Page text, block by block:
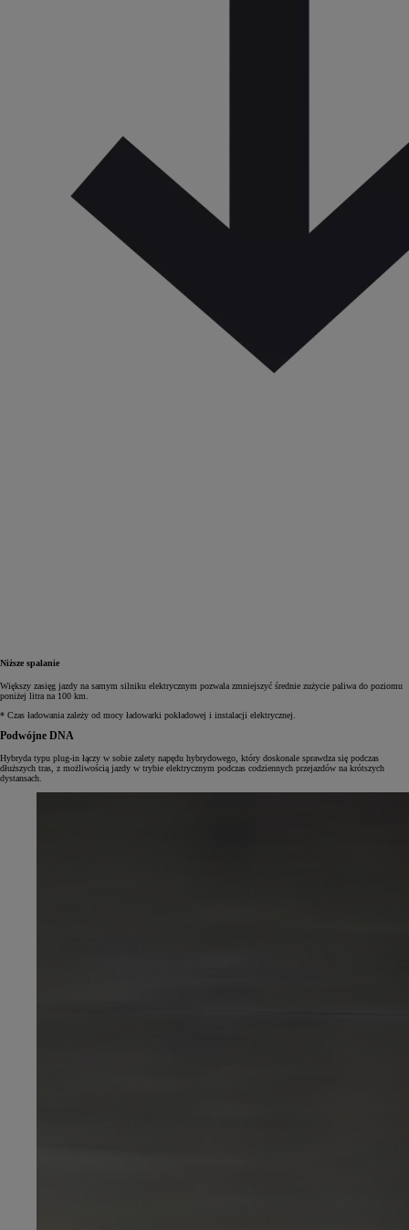
Niższe spalanie
Większy zasięg jazdy na samym silniku elektrycznym pozwala zmniejszyć średnie zużycie paliwa do poziomu
poniżej litra na 100 km.
* Czas ładowania zależy od mocy ładowarki pokładowej i instalacji elektrycznej.
Podwójne DNA
Hybryda typu plug‑in łączy w sobie zalety napędu hybrydowego, który doskonale sprawdza się podczas
dłuższych tras, z możliwością jazdy w trybie elektrycznym podczas codziennych przejazdów na krótszych
dystansach.